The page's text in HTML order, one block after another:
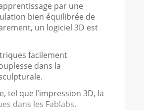
par une
bien équilibrée de
un logiciel 3D est
facilement
dans la
tel que l’impression 3D, la
dans les Fablabs.